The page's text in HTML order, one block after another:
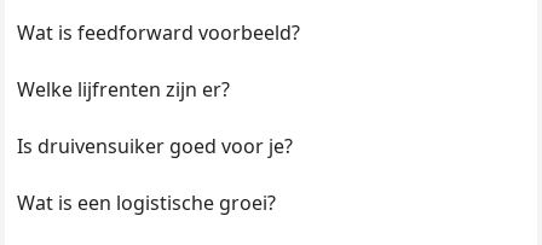
Wat is feedforward voorbeeld?
Welke lijfrenten zijn er?
Is druivensuiker goed voor je?
Wat is een logistische groei?